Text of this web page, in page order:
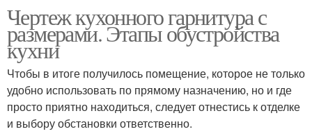
Чертеж кухонного гарнитура с
размерами. Этапы обустройства
кухни
Чтобы в итоге получилось помещение, которое не только
удобно использовать по прямому назначению, но и где
просто приятно находиться, следует отнестись к отделке
и выбору обстановки ответственно.